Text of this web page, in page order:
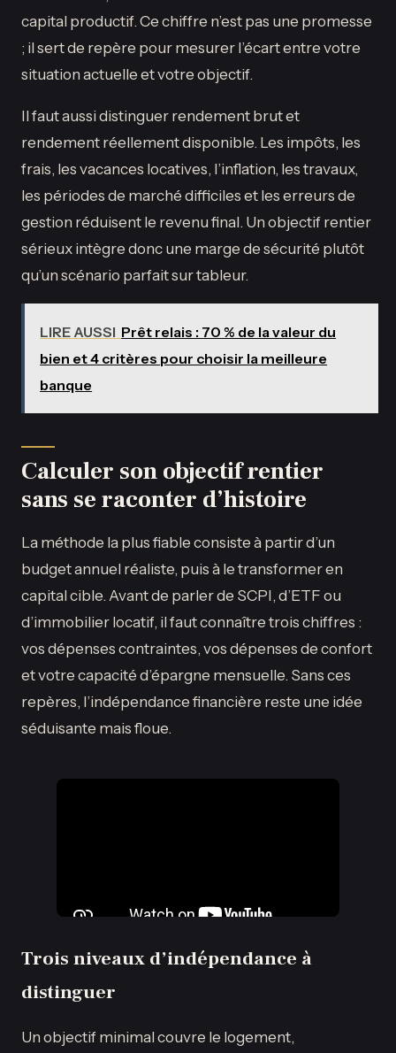
capital productif. Ce chiffre n’est pas une promesse
; il sert de repère pour mesurer l’écart entre votre
situation actuelle et votre objectif.
Il faut aussi distinguer rendement brut et
rendement réellement disponible. Les impôts, les
frais, les vacances locatives, l’inflation, les travaux,
les périodes de marché difficiles et les erreurs de
gestion réduisent le revenu final. Un objectif rentier
sérieux intègre donc une marge de sécurité plutôt
qu’un scénario parfait sur tableur.
LIRE AUSSI Prêt relais : 70 % de la valeur du
bien et 4 critères pour choisir la meilleure
banque
Calculer son objectif rentier
sans se raconter d’histoire
La méthode la plus fiable consiste à partir d’un
budget annuel réaliste, puis à le transformer en
capital cible. Avant de parler de SCPI, d’ETF ou
d’immobilier locatif, il faut connaître trois chiffres :
vos dépenses contraintes, vos dépenses de confort
et votre capacité d’épargne mensuelle. Sans ces
repères, l’indépendance financière reste une idée
séduisante mais floue.
Trois niveaux d’indépendance à
distinguer
Un objectif minimal couvre le logement,